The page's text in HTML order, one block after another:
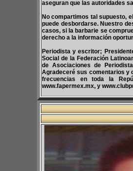
aseguran que las autoridades
No compartimos tal supuesto,
puede desbordarse. Nuestro
casos, si la barbarie se
derecho a la información
Periodista y escritor;
Social de la Federación
de Asociaciones de
Agradeceré sus comentarios y
frecuencias en toda la
www.fapermex.mx, y